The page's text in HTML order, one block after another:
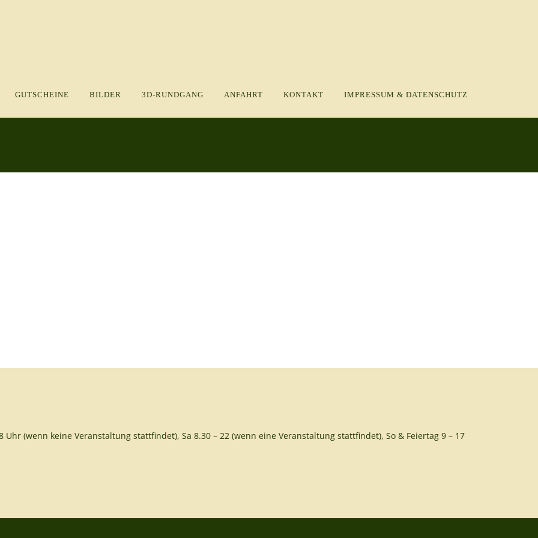
GUTSCHEINE BILDER 3D-RUNDGANG ANFAHRT KONTAKT IMPRESSUM & DATENSCHUTZ
Uhr (wenn keine Veranstaltung stattfindet), Sa 8.30 – 22 (wenn eine Veranstaltung stattfindet), So & Feiertag 9 – 17